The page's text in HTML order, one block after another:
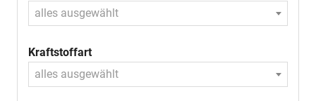
alles ausgewählt
Kraftstoffart
alles ausgewählt